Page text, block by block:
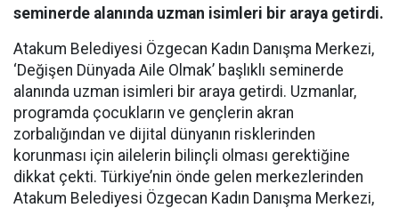
seminerde alanında uzman isimleri bir araya getirdi.
Atakum Belediyesi Özgecan Kadın Danışma Merkezi,
‘Değişen Dünyada Aile Olmak’ başlıklı seminerde
alanında uzman isimleri bir araya getirdi. Uzmanlar,
programda çocukların ve gençlerin akran
zorbalığından ve dijital dünyanın risklerinden
korunması için ailelerin bilinçli olması gerektiğine
dikkat çekti. Türkiye’nin önde gelen merkezlerinden
Atakum Belediyesi Özgecan Kadın Danışma Merkezi,